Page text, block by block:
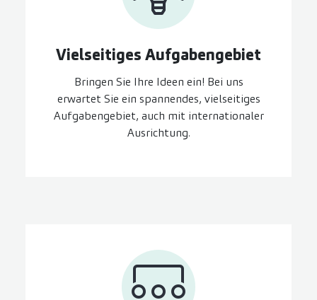
Vielseitiges Aufgaben­gebiet
Bringen Sie Ihre Ideen ein! Bei uns
erwartet Sie ein spannendes, vielseitiges
Aufgabengebiet, auch mit internationaler
Ausrichtung.